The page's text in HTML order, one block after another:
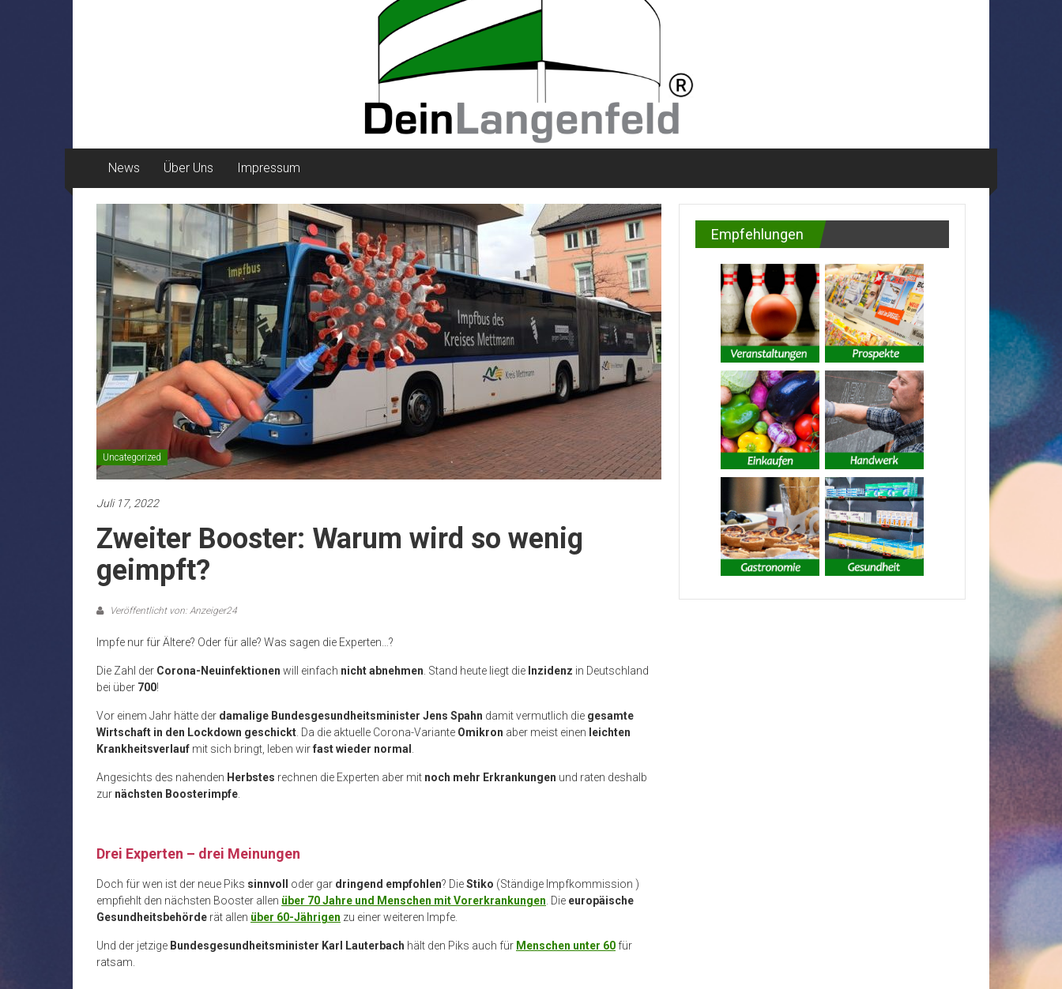
News Über Uns Impressum
Uncategorized
Juli 17, 2022
Zweiter Booster: Warum wird so wenig
geimpft?
Veröffentlicht von: Anzeiger24
Impfe nur für Ältere? Oder für alle? Was sagen die Experten…?
Die Zahl der Corona-Neuinfektionen will einfach nicht abnehmen . Stand heute liegt die Inzidenz in Deutschland
bei über 700!
Vor einem Jahr hätte der damalige Bundesgesundheitsminister Jens Spahn damit vermutlich die gesamte
Wirtschaft in den Lockdown geschickt . Da die aktuelle Corona-Variante Omikron aber meist einen leichten
Krankheitsverlauf mit sich bringt, leben wirfast wieder normal
Angesichts des nahenden Herbstes rechnen die Experten aber mit noch mehr Erkrankungen und raten deshalb
zur nächsten Boosterimpfe
Drei Experten – drei Meinungen
Doch für wen ist der neue Piks sinnvoll oder gar dringend empfohlen? DieStiko (Ständige Impfkommission )
empfiehlt den nächsten Booster allen über 70 Jahre und Menschen mit Vorerkrankungen . Die europäische
Gesundheitsbehörde rät allen über 60-Jährigen zu einer weiteren Impfe.
Und der jetzige Bundesgesundheitsminister Karl Lauterbach hält den Piks auch für Menschen unter 60 für
ratsam.
Empfehlungen